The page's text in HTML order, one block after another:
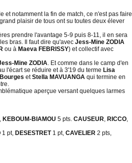
et notamment la fin de match, ce n'est pas faire
plaisir de tous ont su toutes deux élever
prendre l'avantage 5-9 puis 8-11, il en sera
bras. Il faut dire qu'avec Jess-Mine ZODIA
ou à Maeva FEBRISSY) et collectif avec
Mine ZODIA. Et comme dans le camp d'en
l'écart se réduire et à 3'19 du terme Lisa
Bourges etStella MAVUANGA qui termine en
aperçue versant quelques larmes
KEBOUM-BIAMOU 5 pts. CAUSEUR, RICCO,
1 pt, DESESTRET1 pt, CAVELIER 2 pts,